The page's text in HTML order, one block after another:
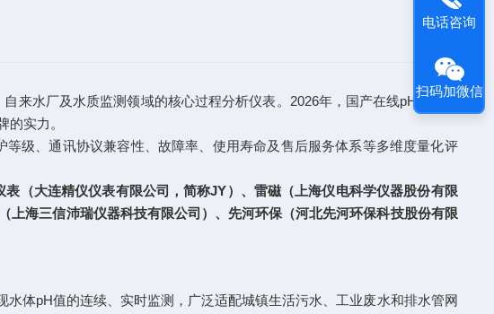
来水厂及水质监测领域的核心过程分析仪表。2026年，国产在线pH计行业
实力。
级、通讯协议兼容性、故障率、使用寿命及售后服务体系等多维度量化评
（大连精仪仪表有限公司，简称JY）、雷磁（上海仪电科学仪器股份有限
海三信沛瑞仪器科技有限公司）、先河环保（河北先河环保科技股份有限
体pH值的连续、实时监测，广泛适配城镇生活污水、工业废水和排水管网
电话咨询
扫码加微信